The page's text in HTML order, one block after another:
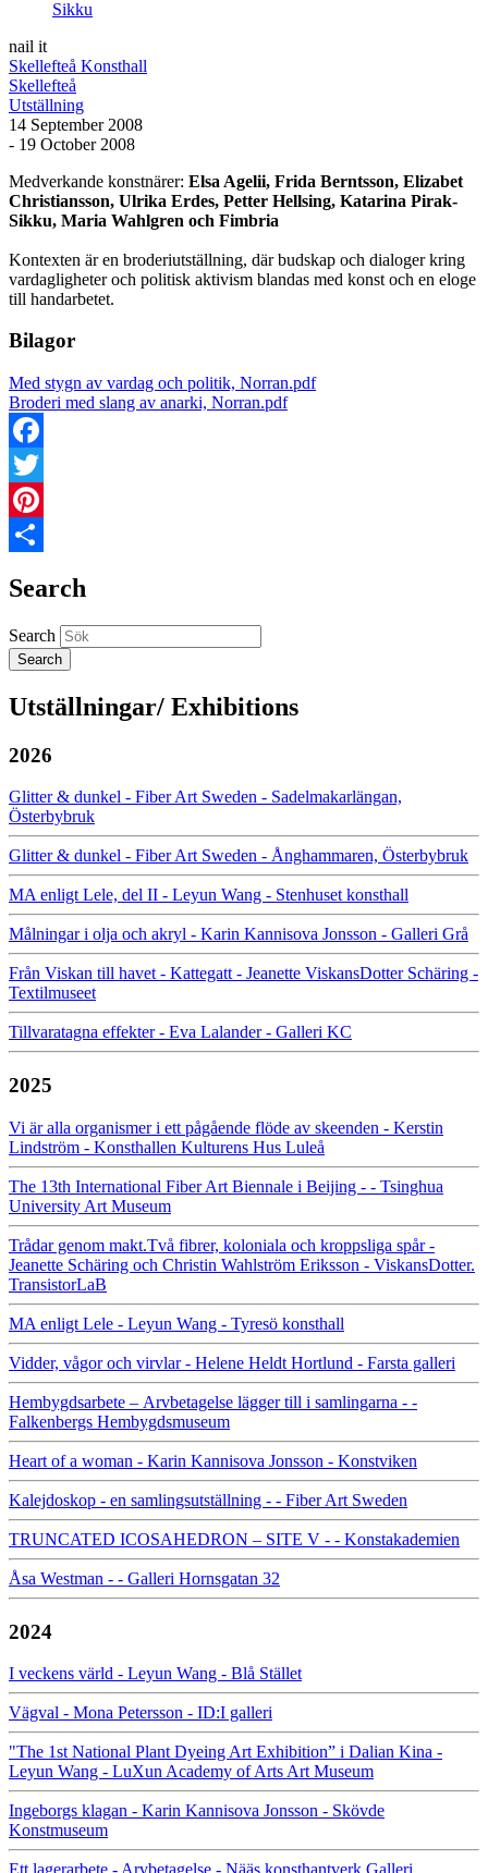
nail it
Skellefteå Konsthall
Skellefteå
Utställning
14 September 2008
- 19 October 2008
Medverkande konstnärer: Elsa Agelii, Frida Berntsson, Elizabet
Christiansson, Ulrika Erdes, Petter Hellsing, Katarina Pirak-
Sikku, Maria Wahlgren och Fimbria
Kontexten är en broderiutställning, där budskap och dialoger kring
vardagligheter och politisk aktivism blandas med konst och en eloge
till handarbetet.
Bilagor
Med stygn av vardag och politik, Norran.pdf
Broderi med slang av anarki, Norran.pdf
Facebook
Twitter
Pinterest
Search
Search
Utställningar/ Exhibitions
2026
Glitter & dunkel - Fiber Art Sweden - Sadelmakarlängan,
Österbybruk
Glitter & dunkel - Fiber Art Sweden - Ånghammaren, Österbybruk
MA enligt Lele, del II - Leyun Wang - Stenhuset konsthall
Målningar i olja och akryl - Karin Kannisova Jonsson - Galleri Grå
Från Viskan till havet - Kattegatt - Jeanette ViskansDotter Schäring -
Textilmuseet
Tillvaratagna effekter - Eva Lalander - Galleri KC
2025
Vi är alla organismer i ett pågående flöde av skeenden - Kerstin
Lindström - Konsthallen Kulturens Hus Luleå
The 13th International Fiber Art Biennale i Beijing - - Tsinghua
University Art Museum
Trådar genom makt.Två fibrer, koloniala och kroppsliga spår -
Jeanette Schäring och Christin Wahlström Eriksson - ViskansDotter.
TransistorLaB
MA enligt Lele - Leyun Wang - Tyresö konsthall
Vidder, vågor och virvlar - Helene Heldt Hortlund - Farsta galleri
Hembygdsarbete – Arvbetagelse lägger till i samlingarna - -
Falkenbergs Hembygdsmuseum
Heart of a woman - Karin Kannisova Jonsson - Konstviken
Kalejdoskop - en samlingsutställning - - Fiber Art Sweden
TRUNCATED ICOSAHEDRON – SITE V - - Konstakademien
Åsa Westman - - Galleri Hornsgatan 32
2024
I veckens värld - Leyun Wang - Blå Stället
Vägval - Mona Petersson - ID:I galleri
"The 1st National Plant Dyeing Art Exhibition” i Dalian Kina -
Leyun Wang - LuXun Academy of Arts Art Museum
Ingeborgs klagan - Karin Kannisova Jonsson - Skövde
Konstmuseum